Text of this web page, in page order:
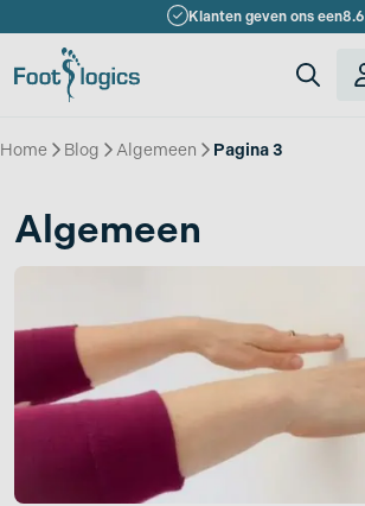
naar
de
Klanten geven ons een8.6
Home » Blog »Algemeen » Pagina 3
Algemeen